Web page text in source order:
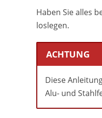
Haben Sie alles
loslegen.
ACHTUNG
Diese
Alu- und